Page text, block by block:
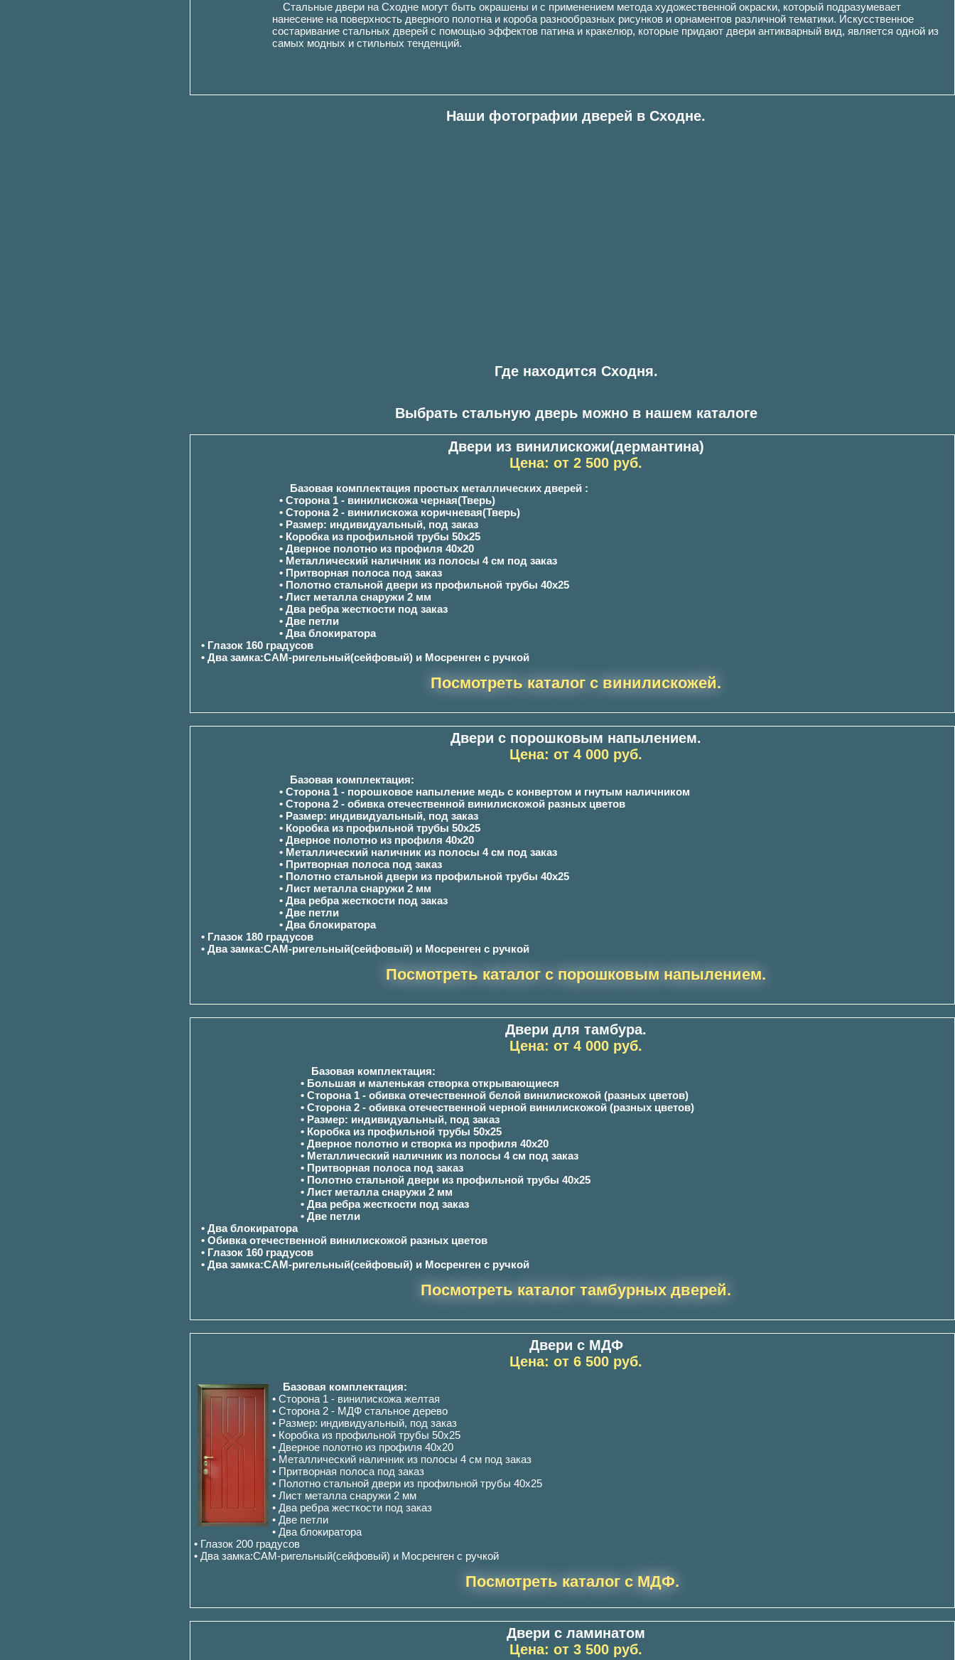
Стальные двери на Сходне могут быть окрашены и с применением метода художественной окраски, который подразумевает
нанесение на поверхность дверного полотна и короба разнообразных рисунков и орнаментов различной тематики. Искусственное
состаривание стальных дверей с помощью эффектов патина и кракелюр, которые придают двери антикварный вид, является одной из
самых модных и стильных тенденций.
Наши фотографии дверей в Сходне.
Где находится Сходня.
Выбрать стальную дверь можно в нашем каталоге
Двери из винилискожи(дермантина)
Цена: от 2 500 руб.
Базовая комплектация простых металлических дверей :
• Сторона 1 - винилискожа черная(Тверь)
• Сторона 2 - винилискожа коричневая(Тверь)
• Размер: индивидуальный, под заказ
• Коробка из профильной трубы 50х25
• Дверное полотно из профиля 40х20
• Металлический наличник из полосы 4 см под заказ
• Притворная полоса под заказ
• Полотно стальной двери из профильной трубы 40х25
• Лист металла снаружи 2 мм
• Два ребра жесткости под заказ
• Две петли
• Два блокиратора
• Глазок 160 градусов
• Два замка:САМ-ригельный(сейфовый) и Мосренген с ручкой
Посмотреть каталог с винилискожей.
Двери с порошковым напылением.
Цена: от 4 000 руб.
Базовая комплектация:
• Сторона 1 - порошковое напыление медь с конвертом и гнутым наличником
• Сторона 2 - обивка отечественной винилискожой разных цветов
• Размер: индивидуальный, под заказ
• Коробка из профильной трубы 50х25
• Дверное полотно из профиля 40х20
• Металлический наличник из полосы 4 см под заказ
• Притворная полоса под заказ
• Полотно стальной двери из профильной трубы 40х25
• Лист металла снаружи 2 мм
• Два ребра жесткости под заказ
• Две петли
• Два блокиратора
• Глазок 180 градусов
• Два замка:САМ-ригельный(сейфовый) и Мосренген с ручкой
Посмотреть каталог с порошковым напылением.
Двери для тамбура.
Цена: от 4 000 руб.
Базовая комплектация:
• Большая и маленькая створка открывающиеся
• Сторона 1 - обивка отечественной белой винилискожой (разных цветов)
• Сторона 2 - обивка отечественной черной винилискожой (разных цветов)
• Размер: индивидуальный, под заказ
• Коробка из профильной трубы 50х25
• Дверное полотно и створка из профиля 40х20
• Металлический наличник из полосы 4 см под заказ
• Притворная полоса под заказ
• Полотно стальной двери из профильной трубы 40х25
• Лист металла снаружи 2 мм
• Два ребра жесткости под заказ
• Две петли
• Два блокиратора
• Обивка отечественной винилискожой разных цветов
• Глазок 160 градусов
• Два замка:САМ-ригельный(сейфовый) и Мосренген с ручкой
Посмотреть каталог тамбурных дверей.
Двери с МДФ
Цена: от 6 500 руб.
Базовая комплектация:
• Сторона 1 - винилискожа желтая
• Сторона 2 - МДФ стальное дерево
• Размер: индивидуальный, под заказ
• Коробка из профильной трубы 50х25
• Дверное полотно из профиля 40х20
• Металлический наличник из полосы 4 см под заказ
• Притворная полоса под заказ
• Полотно стальной двери из профильной трубы 40х25
• Лист металла снаружи 2 мм
• Два ребра жесткости под заказ
• Две петли
• Два блокиратора
• Глазок 200 градусов
• Два замка:САМ-ригельный(сейфовый) и Мосренген с ручкой
Посмотреть каталог c МДФ.
Двери с ламинатом
Цена: от 3 500 руб.